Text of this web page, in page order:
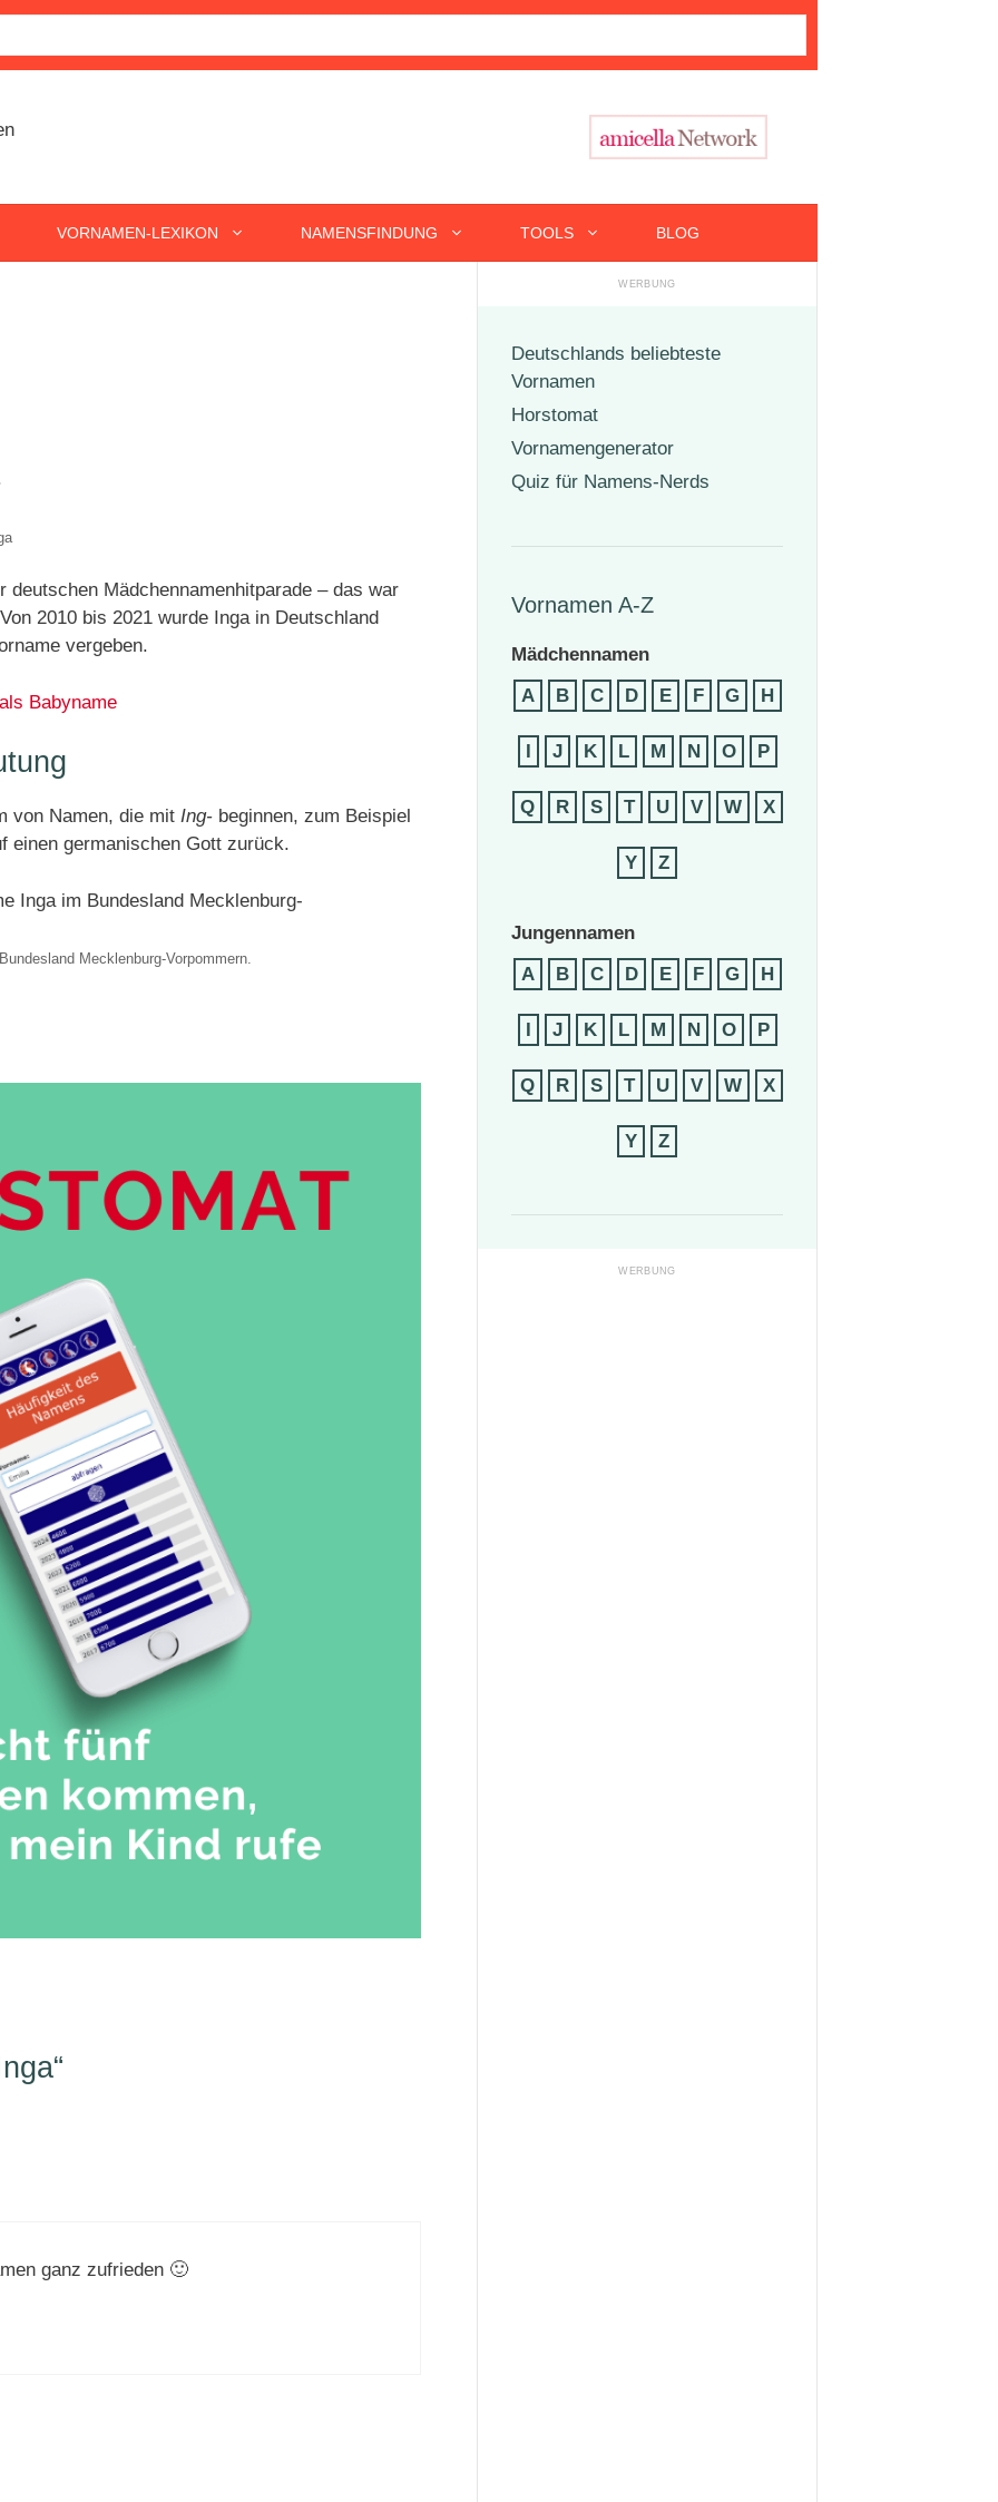
VORNAMEN-LEXIKON NAMENSFINDUNG TOOLS BLOG
deutschen Mädchennamenhitparade – das war
2010 bis 2021 wurde Inga in Deutschland
vergeben.
Babyname
von Namen, die mit Ing- beginnen, zum Beispiel
einen germanischen Gott zurück.
Mecklenburg-Vorpommern.
ganz zufrieden 🙂
Deutschlands beliebteste
Vornamen
Horstomat
Vornamengenerator
Quiz für Namens-Nerds
Vornamen A-Z
Mädchennamen
A
B C D E F G H
I J K L M N O P
Q R S T U V W X
Y Z
Jungennamen
A
B C D E F G H
I J K L M N O P
Q R S T U V W X
Y Z